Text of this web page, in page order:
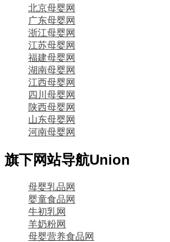
北京母婴网
广东母婴网
浙江母婴网
江苏母婴网
福建母婴网
湖南母婴网
江西母婴网
四川母婴网
陕西母婴网
山东母婴网
河南母婴网
旗下网站导航Union
母婴乳品网
婴童食品网
牛初乳网
羊奶粉网
母婴营养食品网